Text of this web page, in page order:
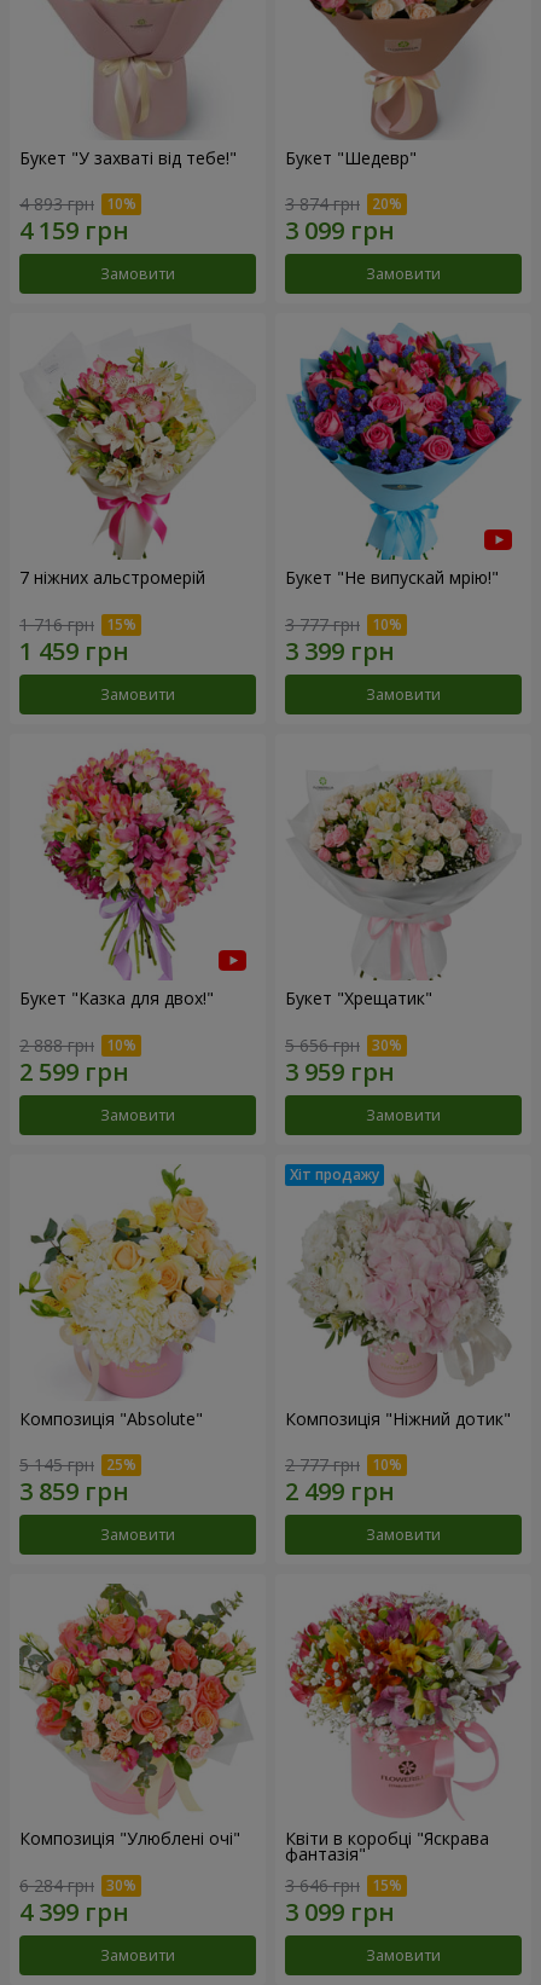
Букет "У захваті від тебе!"
4 893 грн
Замовити
Букет "Шедевр"
3 874 грн
Замовити
7 ніжних альстромерій
1 716 грн
Замовити
Букет "Не випускай мрію!"
3 777 грн
Замовити
Букет "Казка для двох!"
2 888 грн
Замовити
Букет "Хрещатик"
5 656 грн
Замовити
Композиція "Absolute"
5 145 грн
Замовити
Композиція "Ніжний дотик"
2 777 грн
Замовити
Композиція "Улюблені очі"
6 284 грн
Замовити
Квіти в коробці "Яскрава
фантазія"
3 646 грн
Замовити